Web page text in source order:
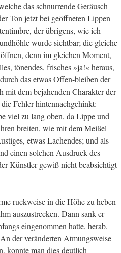
das schnurrende Geräusch
Ton jetzt bei geöffneten Lippen
der übrigens, wie ich
wurde sichtbar; die gleiche
denn im gleichen Moment,
tönendes, frisches »ja!« heraus,
das etwas Offen-bleiben der
mit dem bejahenden Charakter der
Fehler hintennachgehinkt:
viel zu lang oben, da Lippe und
breiten, wie mit dem Meißel
etwas Lachendes; und als
einen solchen Ausdruck des
Künstler gewiß nicht beabsichtigt
ruckweise in die Höhe zu heben
auszustrecken. Dann sank er
eingenommen hatte, herab.
der veränderten Atmungsweise
konnte man dies deutlich